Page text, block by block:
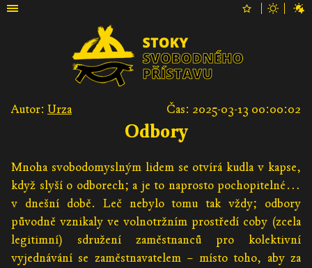
Autor: Urza Čas: 2025-03-13 00:00:02
Odbory
Mnoha svobodomyslným lidem se otvírá kudla v kapse,
když slyší o odborech; a je to naprosto pochopitelné…
v dnešní době. Leč nebylo tomu tak vždy; odbory
původně vznikaly ve volnotržním prostředí coby (zcela
legitimní) sdružení zaměstnanců pro kolektivní
vyjednávání se zaměstnavatelem – místo toho, aby za